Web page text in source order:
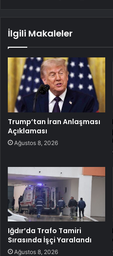
İlgili Makaleler
Trump’tan İran Anlaşması
Açıklaması
Ağustos 8, 2026
Iğdır’da Trafo Tamiri
Sırasında İşçi Yaralandı
Ağustos 8, 2026